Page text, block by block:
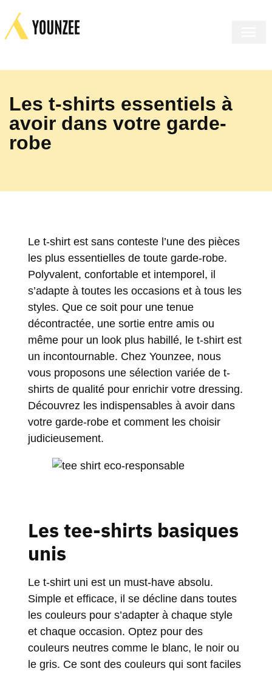
Les t-shirts essentiels à
avoir dans votre garde-
robe
Le t-shirt est sans conteste l’une des pièces
les plus essentielles de toute garde-robe.
Polyvalent, confortable et intemporel, il
s’adapte à toutes les occasions et à tous les
styles. Que ce soit pour une tenue
décontractée, une sortie entre amis ou
même pour un look plus habillé, le t-shirt est
un incontournable. Chez Younzee, nous
vous proposons une sélection variée de t-
shirts de qualité pour enrichir votre dressing.
Découvrez les indispensables à avoir dans
votre garde-robe et comment les choisir
judicieusement.
Les tee-shirts basiques
unis
Le t-shirt uni est un must-have absolu.
Simple et efficace, il se décline dans toutes
les couleurs pour s’adapter à chaque style
et chaque occasion. Optez pour des
couleurs neutres comme le blanc, le noir ou
le gris. Ce sont des couleurs qui sont faciles